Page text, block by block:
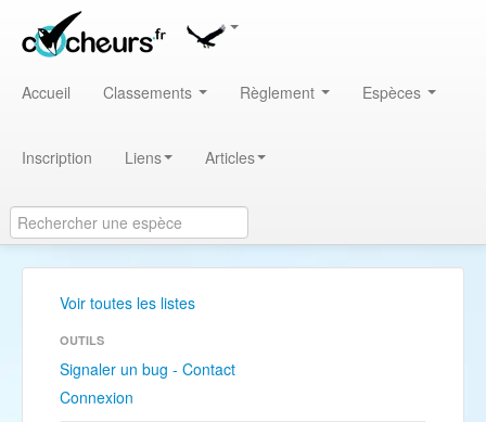
Accueil Classements Règlement Espèces
Inscription Liens Articles
Voir toutes les listes
OUTILS
Signaler un bug - Contact
Connexion